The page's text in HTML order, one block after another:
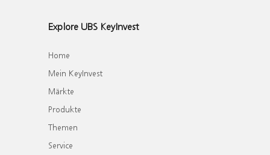
Explore UBS KeyInvest
Home
Mein KeyInvest
Märkte
Produkte
Themen
Service